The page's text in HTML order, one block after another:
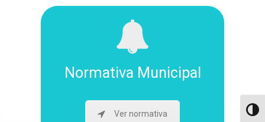
Normativa Municipal
Ver normativa